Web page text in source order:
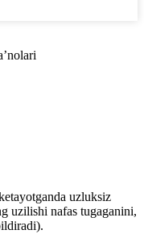
uzluksiz
uzilishi nafas tugaganini,